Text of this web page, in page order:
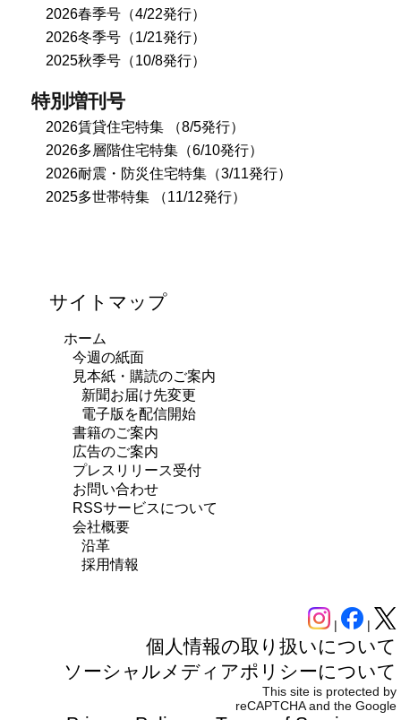
2026春季号（4/22発行）
2026冬季号（1/21発行）
2025秋季号（10/8発行）
特別増刊号
2026賃貸住宅特集 （8/5発行）
2026多層階住宅特集（6/10発行）
2026耐震・防災住宅特集（3/11発行）
2025多世帯特集 （11/12発行）
サイトマップ
ホーム
今週の紙面
見本紙・購読のご案内
新聞お届け先変更
電子版を配信開始
書籍のご案内
広告のご案内
プレスリリース受付
お問い合わせ
RSSサービスについて
会社概要
沿革
採用情報
| |
個人情報の取り扱いについて
ソーシャルメディアポリシーについて
This site is protected by
reCAPTCHA and the Google